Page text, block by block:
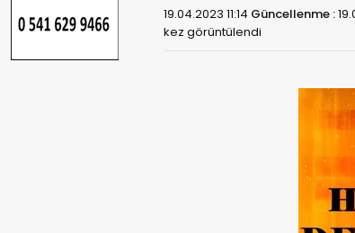
19.04.2023 11:14 Güncellenme :
kez görüntülendi